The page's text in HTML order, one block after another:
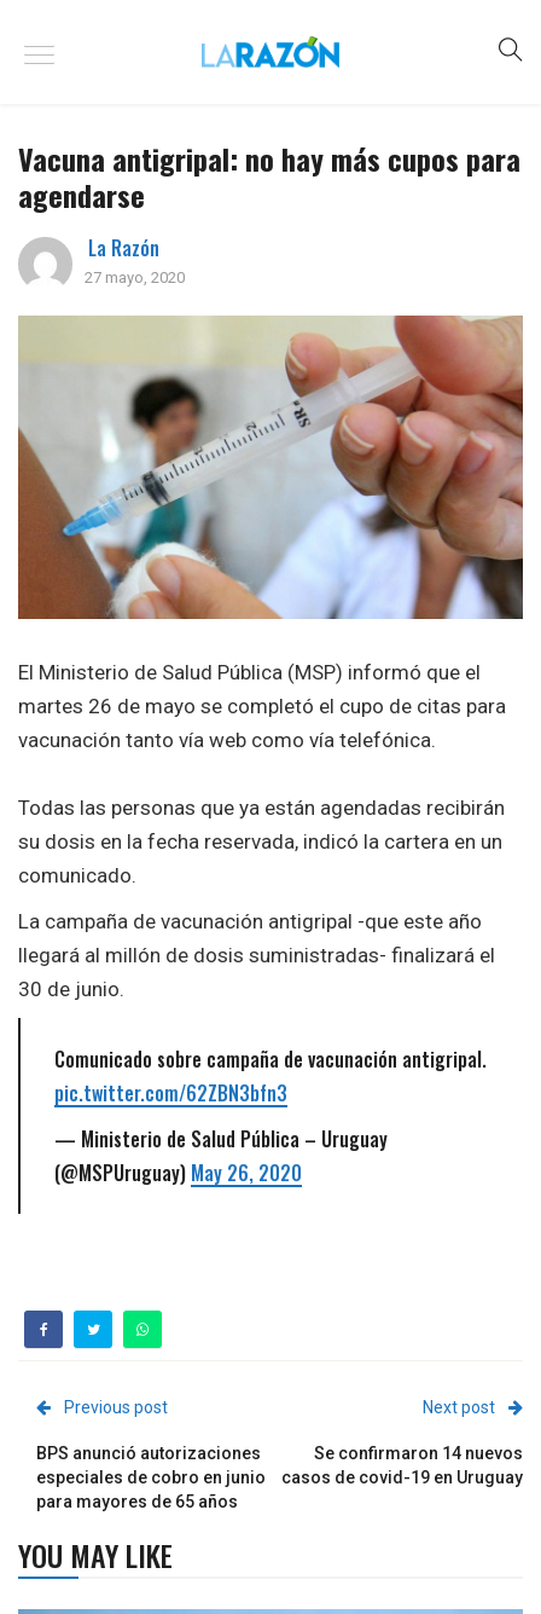
Vacuna antigripal: no hay más cupos para
agendarse
La Razón
27 mayo, 2020
El Ministerio de Salud Pública (MSP) informó que el
martes 26 de mayo se completó el cupo de citas para
vacunación tanto vía web como vía telefónica.
Todas las personas que ya están agendadas recibirán
su dosis en la fecha reservada, indicó la cartera en un
comunicado.
La campaña de vacunación antigripal -que este año
llegará al millón de dosis suministradas- finalizará el
30 de junio.
Comunicado sobre campaña de vacunación antigripal.
pic.twitter.com/62ZBN3bfn3
— Ministerio de Salud Pública – Uruguay
(@MSPUruguay) May 26, 2020
Previous post
BPS anunció autorizaciones
especiales de cobro en junio
para mayores de 65 años
Next post
Se confirmaron 14 nuevos
casos de covid-19 en Uruguay
YOU MAY LIKE